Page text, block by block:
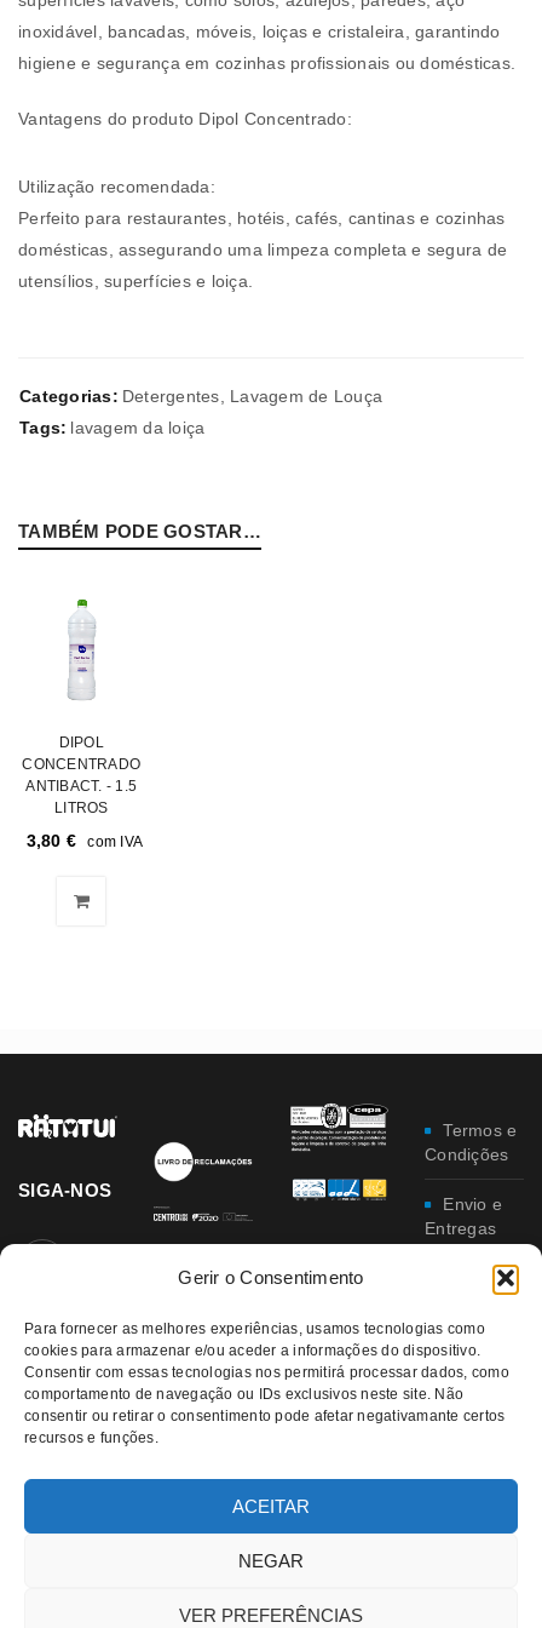
Gerir o Consentimento
Para fornecer as melhores experiências, usamos tecnologias como
cookies para armazenar e/ou aceder a informações do dispositivo.
Consentir com essas tecnologias nos permitirá processar dados, como
comportamento de navegação ou IDs exclusivos neste site. Não
consentir ou retirar o consentimento pode afetar negativamante certos
recursos e funções.
ACEITAR
NEGAR
VER PREFERÊNCIAS
inoxidável, bancadas, móveis, loiças e cristaleira, garantindo
higiene e segurança em cozinhas profissionais ou domésticas.
Vantagens do produto Dipol Concentrado:
Utilização recomendada:
Perfeito para restaurantes, hotéis, cafés, cantinas e cozinhas
domésticas, assegurando uma limpeza completa e segura de
utensílios, superfícies e loiça.
Categorias: Detergentes, Lavagem de Louça
Tags: lavagem da loiça
TAMBÉM PODE GOSTAR…
DIPOL
CONCENTRADO
ANTIBACT. - 1.5
LITROS
3,80 € com IVA
SIGA-NOS
Termos e
Condições
Envio e
Entregas
Trocas e
Política
de
Privacidade